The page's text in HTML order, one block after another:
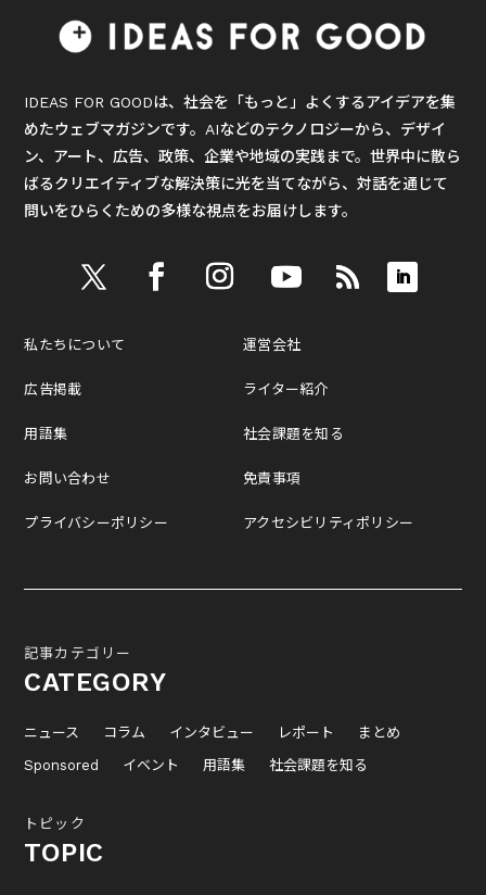
IDEAS FOR GOODは、社会を「もっと」よくするアイデアを集
めたウェブマガジンです。AIなどのテクノロジーから、デザイ
ン、アート、広告、政策、企業や地域の実践まで。世界中に散ら
ばるクリエイティブな解決策に光を当てながら、対話を通じて
問いをひらくための多様な視点をお届けします。
私たちについて
広告掲載
用語集
お問い合わせ
プライバシーポリシー
運営会社
ライター紹介
社会課題を知る
免責事項
アクセシビリティポリシー
記事カテゴリー
CATEGORY
ニュース コラム インタビュー レポート
まとめ
Sponsored
イベント 用語集 社会課題を知る
トピック
TOPIC